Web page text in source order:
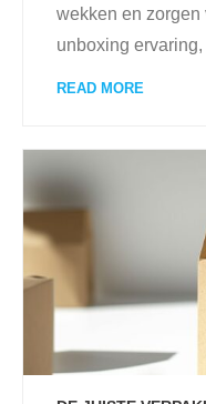
wekken en
unboxing
READ MORE